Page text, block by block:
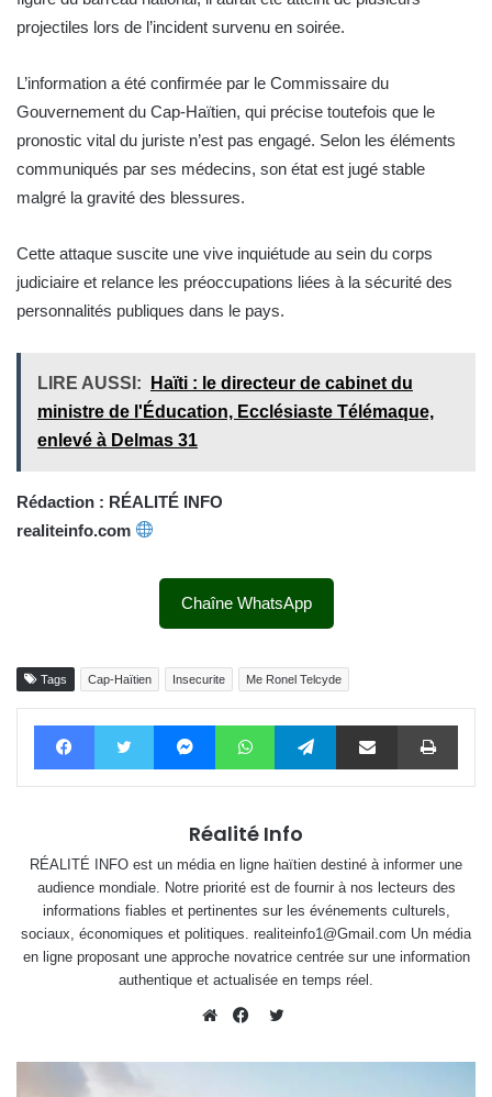
projectiles lors de l’incident survenu en soirée.
L’information a été confirmée par le Commissaire du
Gouvernement du Cap-Haïtien, qui précise toutefois que le
pronostic vital du juriste n’est pas engagé. Selon les éléments
communiqués par ses médecins, son état est jugé stable
malgré la gravité des blessures.
Cette attaque suscite une vive inquiétude au sein du corps
judiciaire et relance les préoccupations liées à la sécurité des
personnalités publiques dans le pays.
LIRE AUSSI:
Haïti : le directeur de cabinet du
ministre de l'Éducation, Ecclésiaste Télémaque,
enlevé à Delmas 31
Rédaction : RÉALITÉ INFO
realiteinfo.com
Chaîne WhatsApp
Tags Cap-Haïtien Insecurite Me Ronel Telcyde
FacebookTwitter MessengerWhatsAppTelegram Partager par email
Réalité Info
RÉALITÉ INFO est un média en ligne haïtien destiné à informer une
audience mondiale. Notre priorité est de fournir à nos lecteurs des
informations fiables et pertinentes sur les événements culturels,
sociaux, économiques et politiques. realiteinfo1@Gmail.com Un média
en ligne proposant une approche novatrice centrée sur une information
authentique et actualisée en temps réel.